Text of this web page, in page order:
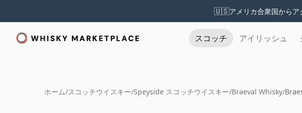
🇺🇸アメリカ合衆国からア
スコッチ アイリッシュ
ホーム/スコッチウイスキー/Speyside スコッチウイスキー/Braeval Whisky/